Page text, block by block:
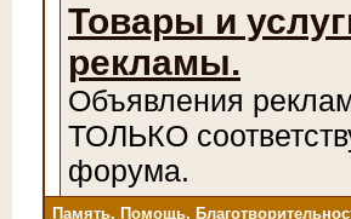
Товары и
рекламы.
Объявления
ТОЛЬКО
форума.
Память, Помощь,